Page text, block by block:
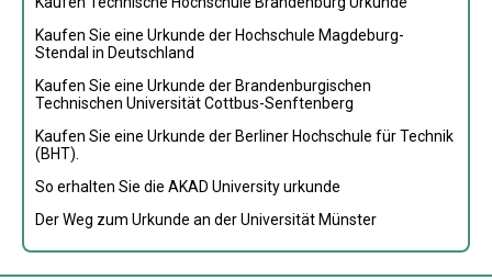
Kaufen Sie eine Urkunde der Hochschule Magdeburg-
Stendal in Deutschland
Kaufen Sie eine Urkunde der Brandenburgischen
Technischen Universität Cottbus-Senftenberg
Kaufen Sie eine Urkunde der Berliner Hochschule für Technik
(BHT).
So erhalten Sie die AKAD University urkunde
Der Weg zum Urkunde an der Universität Münster